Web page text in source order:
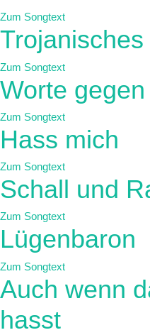
Zum Songtext
Trojanisches
Zum Songtext
Worte gegen
Zum Songtext
Hass mich
Zum Songtext
Schall und
Zum Songtext
Lügenbaron
Zum Songtext
Auch wenn
hasst